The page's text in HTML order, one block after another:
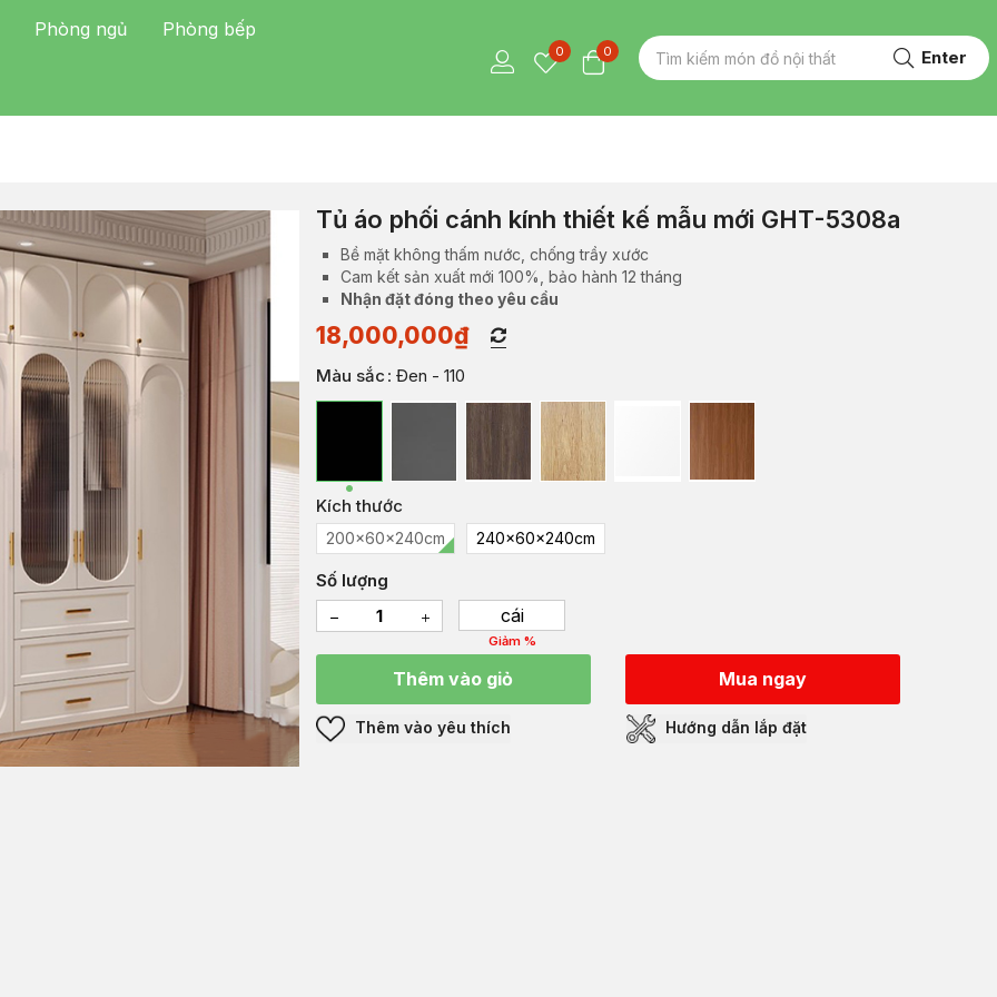
Phòng ngủ Phòng bếp
0 0 Enter
Tủ áo phối cánh kính thiết kế mẫu mới GHT-5308a
Bề mặt không thấm nước, chống trầy xước
Cam kết sản xuất mới 100%, bảo hành 12 tháng
Nhận đặt đóng theo yêu cầu
18,000,000₫
Màu sắc : Đen - 110
Kích thước
200x60x240cm 240x60x240cm
Số lượng
cái
Giảm %
Thêm vào giỏ Mua ngay
Thêm vào yêu thích Hướng dẫn lắp đặt